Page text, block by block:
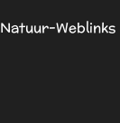
Weblinks